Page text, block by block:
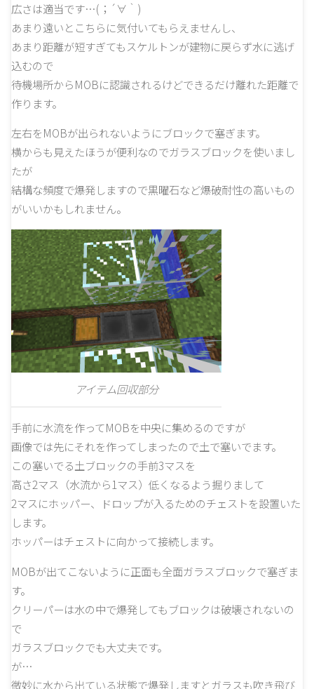
広さは適当です…(；´∀｀)
あまり遠いとこちらに気付いてもらえませんし、
あまり距離が短すぎてもスケルトンが建物に戻らず水に逃げ
込むので
待機場所からMOBに認識されるけどできるだけ離れた距離で
作ります。
左右をMOBが出られないようにブロックで塞ぎます。
横からも見えたほうが便利なのでガラスブロックを使いまし
たが
結構な頻度で爆発しますので黒曜石など爆破耐性の高いもの
がいいかもしれません。
アイテム回収部分
手前に水流を作ってMOBを中央に集めるのですが
画像では先にそれを作ってしまったので土で塞いでます。
この塞いでる土ブロックの手前3マスを
高さ2マス（水流から1マス）低くなるよう掘りまして
2マスにホッパー、ドロップが入るためのチェストを設置いた
します。
ホッパーはチェストに向かって接続します。
MOBが出てこないように正面も全面ガラスブロックで塞ぎま
す。
クリーパーは水の中で爆発してもブロックは破壊されないの
で
ガラスブロックでも大丈夫です。
が…
微妙に水から出ている状態で爆発しますとガラスも吹き飛び